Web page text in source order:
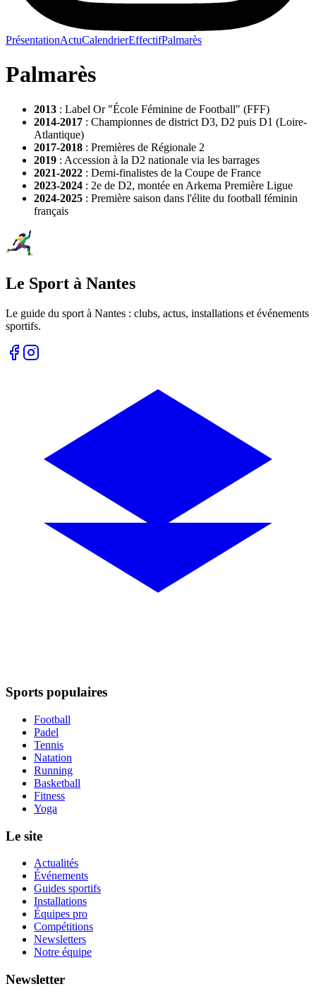
PrésentationActuCalendrierEffectifPalmarès
Palmarès
2013 : Label Or "École Féminine de Football" (FFF)
2014-2017 : Championnes de district D3, D2 puis D1 (Loire-
Atlantique)
2017-2018 : Premières de Régionale 2
2019 : Accession à la D2 nationale via les barrages
2021-2022 : Demi-finalistes de la Coupe de France
2023-2024 : 2e de D2, montée en Arkema Première Ligue
2024-2025 : Première saison dans l'élite du football féminin
français
Le Sport à Nantes
Le guide du sport à Nantes : clubs, actus, installations et événements
sportifs.
Sports populaires
Football
Padel
Tennis
Natation
Running
Basketball
Fitness
Yoga
Le site
Actualités
Événements
Guides sportifs
Installations
Équipes pro
Compétitions
Newsletters
Notre équipe
Newsletter